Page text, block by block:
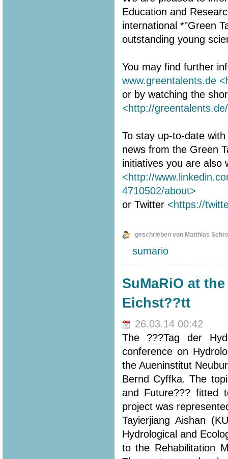
Education and
international *"Green
outstanding young
You may find further
www.greentalents.de
or by watching the
<http://
To stay up-to-date
news from the Green
initiatives you are also
<http://
4710502/about>
or Twitter <https://
geschrieben von Matthias
sumario
SuMaRiO at
Eichst??tt
26.03.14 00:42
The ???Tag der
conference on
the Aueninstitut
Bernd Cyffka. The
and Future??? fitted
project was
Tayierjiang Aishan
Hydrological and
to the Rehabilitation